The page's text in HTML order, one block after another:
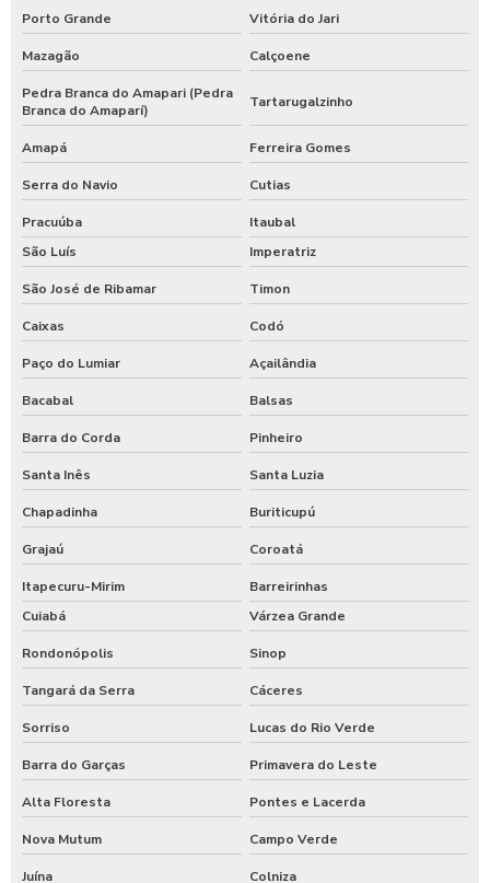
Porto Grande Vitória do Jari
Mazagão Calçoene
Pedra Branca do Amapari (Pedra
Branca do Amaparí)
Tartarugalzinho
Amapá Ferreira Gomes
Serra do Navio Cutias
Pracuúba
Itaubal
São Luís
Imperatriz
São José de Ribamar Timon
Caixas Codó
Paço do Lumiar Açailândia
Bacabal Balsas
Barra do Corda Pinheiro
Santa Inês Santa Luzia
Chapadinha Buriticupú
Grajaú Coroatá
Itapecuru-Mirim
Barreirinhas
Cuiabá
Várzea Grande
Rondonópolis Sinop
Tangará da Serra Cáceres
Sorriso Lucas do Rio Verde
Barra do Garças Primavera do Leste
Alta Floresta Pontes e Lacerda
Nova Mutum Campo Verde
Juína Colniza